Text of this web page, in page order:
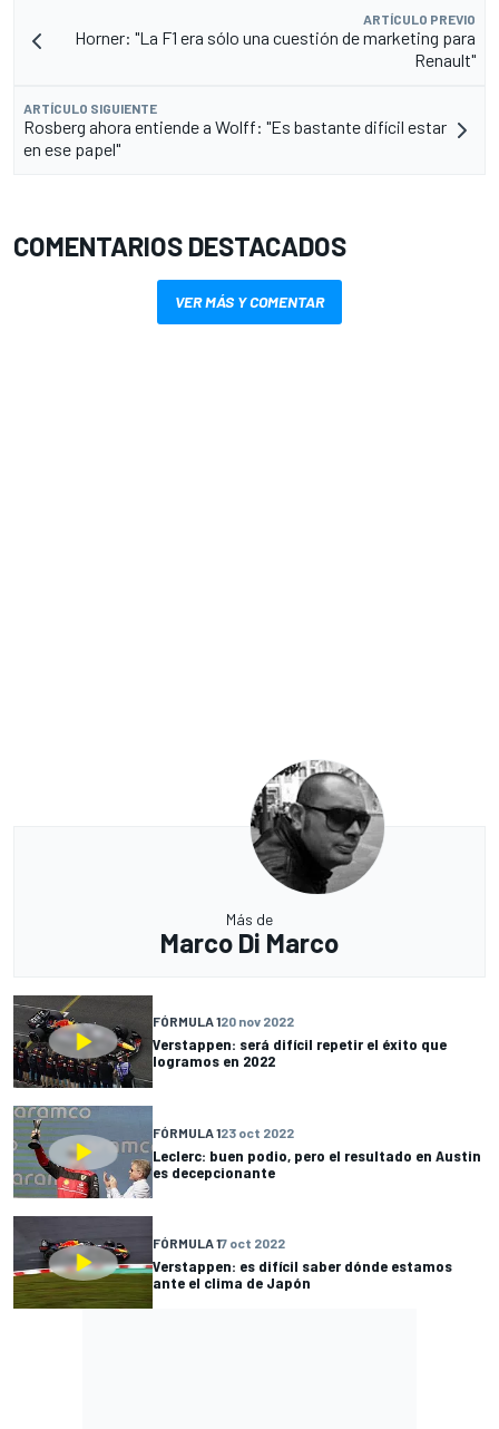
ARTÍCULO PREVIO
Horner: "La F1 era sólo una cuestión de marketing para
Renault"
ARTÍCULO SIGUIENTE
Rosberg ahora entiende a Wolff: "Es bastante difícil estar
en ese papel"
COMENTARIOS DESTACADOS
VER MÁS Y COMENTAR
Más de
Marco Di Marco
FÓRMULA 120 nov 2022
Verstappen: será difícil repetir el éxito que
logramos en 2022
FÓRMULA 123 oct 2022
Leclerc: buen podio, pero el resultado en Austin
es decepcionante
FÓRMULA 17 oct 2022
Verstappen: es difícil saber dónde estamos
ante el clima de Japón